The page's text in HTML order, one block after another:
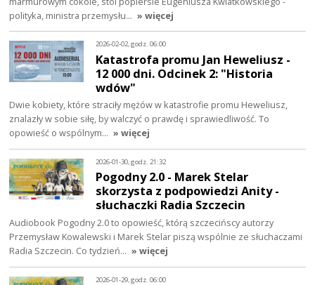
polityka, ministra przemysłu… » więcej
2026-02-02, godz. 06:00
Katastrofa promu Jan Heweliusz -
12 000 dni. Odcinek 2: "Historia
wdów"
Dwie kobiety, które straciły mężów w katastrofie promu Heweliusz,
znalazły w sobie siłę, by walczyć o prawdę i sprawiedliwość. To
opowieść o wspólnym… » więcej
2026-01-30, godz. 21:32
Pogodny 2.0 - Marek Stelar
skorzysta z podpowiedzi Anity -
słuchaczki Radia Szczecin
Audiobook Pogodny 2.0 to opowieść, którą szczecińscy autorzy
Przemysław Kowalewski i Marek Stelar piszą wspólnie ze słuchaczami
Radia Szczecin. Co tydzień… » więcej
2026-01-29, godz. 06:00